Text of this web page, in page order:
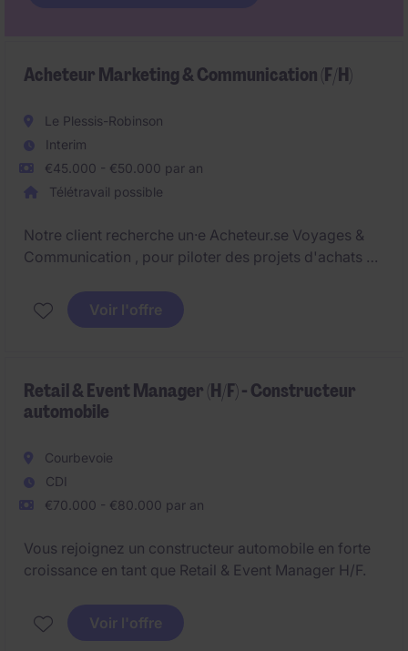
Acheteur Marketing & Communication (F/H)
Le Plessis-Robinson
Interim
€45.000 - €50.000 par an
Télétravail possible
Notre client recherche un·e Acheteur.se Voyages &
Communication , pour piloter des projets d'achats en
Défense. L'acheteur Marketing & Communication
interviendra au sein de la direction achats du groupe,
Voir l'offre
Retail & Event Manager (H/F) - Constructeur
automobile
Courbevoie
CDI
€70.000 - €80.000 par an
Vous rejoignez un constructeur automobile en forte
croissance en tant que Retail & Event Manager H/F.
Voir l'offre